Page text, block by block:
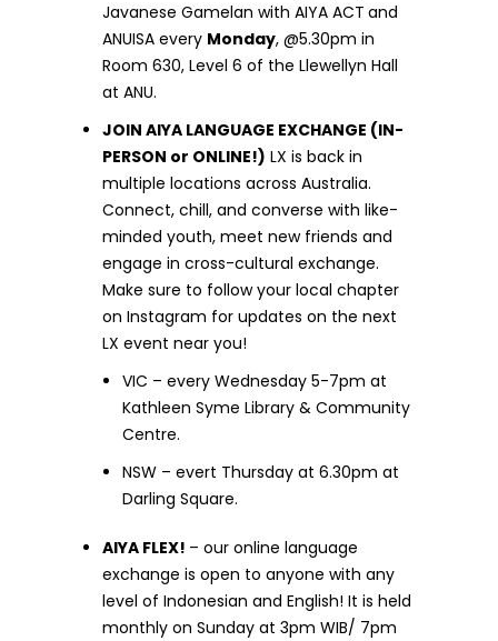
Javanese Gamelan with AIYA ACT and
ANUISA every Monday, @5.30pm in
Room 630, Level 6 of the Llewellyn Hall
at ANU.
JOIN AIYA LANGUAGE EXCHANGE (IN-
PERSON or ONLINE!) LX is back in
multiple locations across Australia.
Connect, chill, and converse with like-
minded youth, meet new friends and
engage in cross-cultural exchange.
Make sure to follow your local chapter
on Instagram for updates on the next
LX event near you!
VIC – every Wednesday 5-7pm at
Kathleen Syme Library & Community
Centre.
NSW – evert Thursday at 6.30pm at
Darling Square.
AIYA FLEX! – our online language
exchange is open to anyone with any
level of Indonesian and English! It is held
monthly on Sunday at 3pm WIB/ 7pm